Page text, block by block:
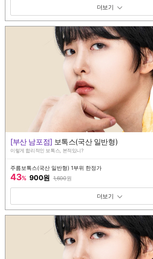
패키지 보기 토글
[부산 남포점] 보톡스(국산 일반형)
이렇게 합리적인 보톡스, 본적있니?
주름보톡스(국산 일반형) 1부위 한정가
43% 900원 1,600원
패키지 보기 토글